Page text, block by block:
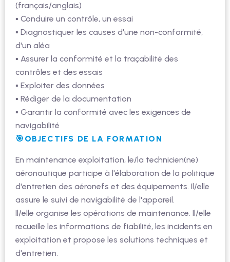
(français/anglais)
▪ Conduire un contrôle, un essai
▪ Diagnostiquer les causes d'une non-conformité,
d'un aléa
▪ Assurer la conformité et la traçabilité des
contrôles et des essais
▪ Exploiter des données
▪ Rédiger de la documentation
▪ Garantir la conformité avec les exigences de
navigabilité
🎯OBJECTIFS DE LA FORMATION
En maintenance exploitation, le/la technicien(ne)
aéronautique participe à l'élaboration de la politique
d'entretien des aéronefs et des équipements. Il/elle
assure le suivi de navigabilité de l'appareil.
Il/elle organise les opérations de maintenance. Il/elle
recueille les informations de fiabilité, les incidents en
exploitation et propose les solutions techniques et
d'entretien.